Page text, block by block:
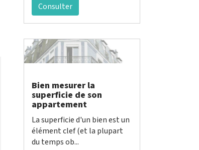
Consulter
Bien mesurer la
superficie de son
appartement
La superficie d'un bien est un
élément clef (et la plupart
du temps ob...